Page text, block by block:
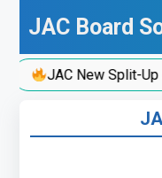
JAC Board
JAC New Split-Up